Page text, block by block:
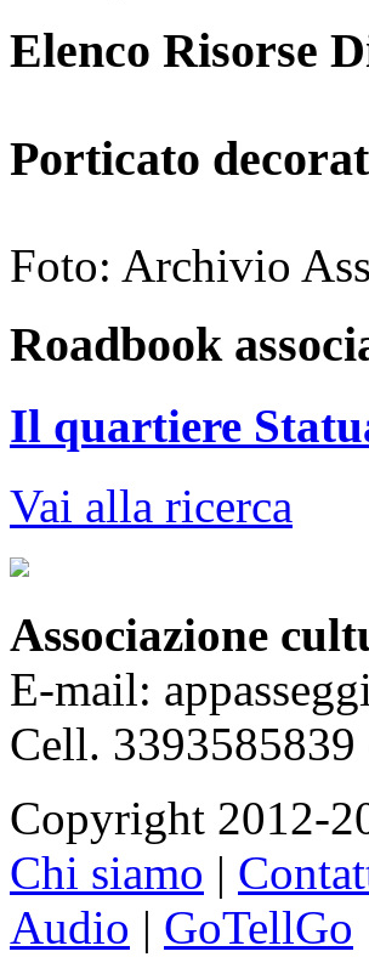
Elenco Risorse
Porticato
Foto: Archivio
Roadbook
Il quartiere
Vai alla ricerca
Associazione
E-mail:
Cell.
Copyright 2012-
Chi siamo |
Audio | GoTellGo